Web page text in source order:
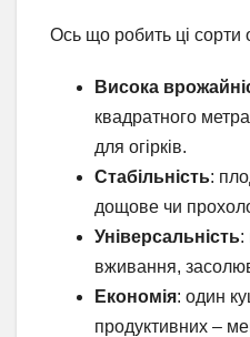
Ось що робить ці сорти
Висока
квадратного
для огірків.
Стабільність:
дощове чи
Універсальність:
вживання,
Економія: один
продуктивних –